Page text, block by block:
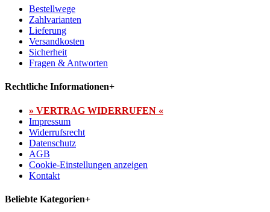
Bestellwege
Zahlvarianten
Lieferung
Versandkosten
Sicherheit
Fragen & Antworten
Rechtliche Informationen+
» VERTRAG WIDERRUFEN «
Impressum
Widerrufsrecht
Datenschutz
AGB
Cookie-Einstellungen anzeigen
Kontakt
Beliebte Kategorien+